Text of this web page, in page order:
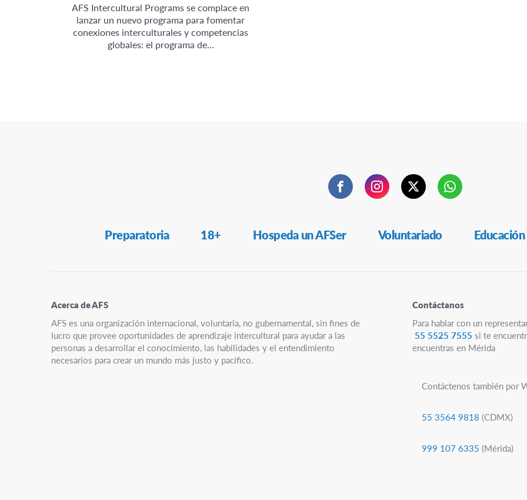
AFS Intercultural Programs se complace en
lanzar un nuevo programa para fomentar
conexiones interculturales y competencias
globales: el programa de…
FacebookInstagramTwitterWhatsApp
Preparatoria 18+ Hospeda un AFSer Voluntariado Educación
Contáctanos
Para hablar con un
55 5525 7555 si te
encuentras en Mérida
Contáctenos también por
55 3564 9818 (CDMX)
999 107 6335 (Mérida)
Acerca de AFS
AFS es una organización internacional, voluntaria, no gubernamental, sin fines de
lucro que provee oportunidades de aprendizaje intercultural para ayudar a las
personas a desarrollar el conocimiento, las habilidades y el entendimiento
necesarios para crear un mundo más justo y pacífico.